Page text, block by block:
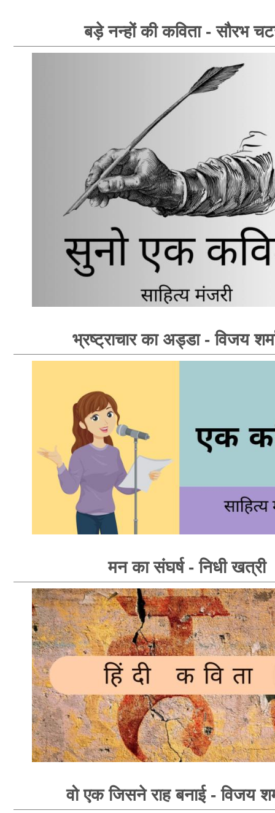
बड़े नन्हों की कविता - सौरभ
भ्रष्ट्राचार का अड्डा - विजय
मन का संघर्ष - निधी खत्री
वो एक जिसने राह बनाई - विजय